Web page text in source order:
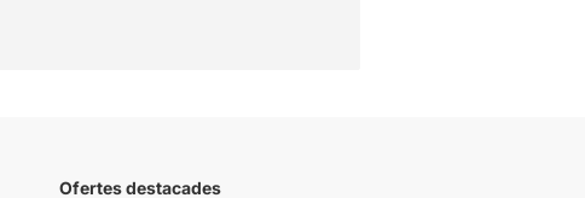
Ofertes destacades